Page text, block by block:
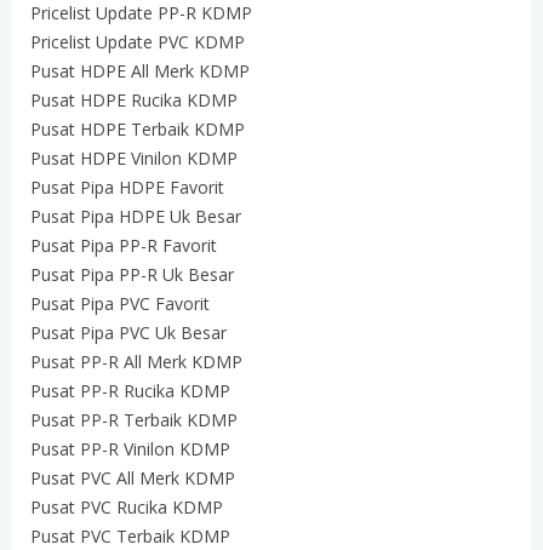
Pricelist Update PP-R KDMP
Pricelist Update PVC KDMP
Pusat HDPE All Merk KDMP
Pusat HDPE Rucika KDMP
Pusat HDPE Terbaik KDMP
Pusat HDPE Vinilon KDMP
Pusat Pipa HDPE Favorit
Pusat Pipa HDPE Uk Besar
Pusat Pipa PP-R Favorit
Pusat Pipa PP-R Uk Besar
Pusat Pipa PVC Favorit
Pusat Pipa PVC Uk Besar
Pusat PP-R All Merk KDMP
Pusat PP-R Rucika KDMP
Pusat PP-R Terbaik KDMP
Pusat PP-R Vinilon KDMP
Pusat PVC All Merk KDMP
Pusat PVC Rucika KDMP
Pusat PVC Terbaik KDMP